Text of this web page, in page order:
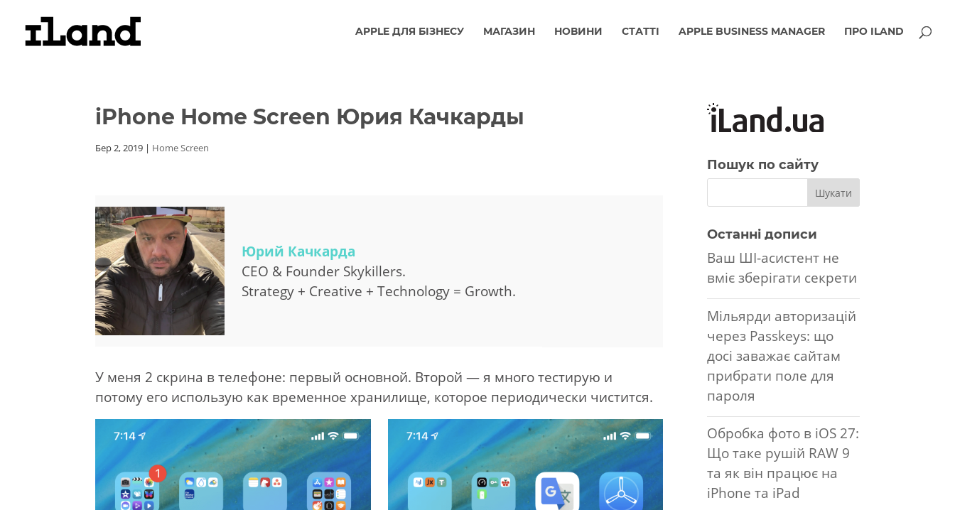
APPLE ДЛЯ БІЗНЕСУ МАГАЗИН НОВИНИ СТАТТІ APPLE BUSINESS MANAGER ПРО ILAND
iPhone Home Screen Юрия Качкарды
Бер 2, 2019 | Home Screen
Юрий Качкарда
CEO & Founder Skykillers.
Strategy + Creative + Technology = Growth.
У меня 2 скрина в телефоне: первый основной. Второй — я много тестирую и
потому его использую как временное хранилище, которое периодически чистится.
Пошук по сайту
Останні дописи
Ваш ШІ-асистент не
вміє зберігати секрети
Мільярди авторизацій
через Passkeys: що
досі заважає сайтам
прибрати поле для
пароля
Обробка фото в iOS 27:
Що таке рушій RAW 9
та як він працює на
iPhone та iPad